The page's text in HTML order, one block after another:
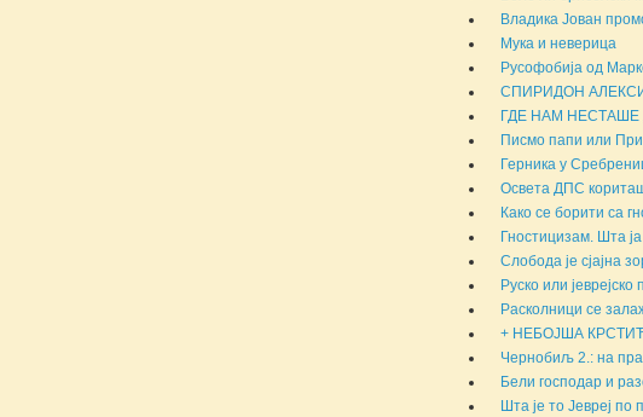
Владика Јован
Мука и неверица
Русофобија од
СПИРИДОН
ГДЕ НАМ НЕСТАШЕ
Писмо папи или
Герника у
Освета ДПС
Како се борити са
Гностицизам. Шта
Слобода је сјајна
Руско или
Расколници се
+ НЕБОЈША КРСТИЋ
Чернобиљ 2.: на
Бели господар и
Шта је то Јевреј по